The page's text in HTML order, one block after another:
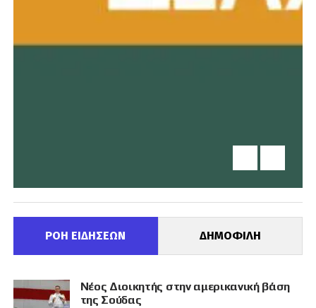
ΡΟΗ ΕΙΔΗΣΕΩΝ ΔΗΜΟΦΙΛΗ
Νέος Διοικητής στην αμερικανική βάση
της Σούδας